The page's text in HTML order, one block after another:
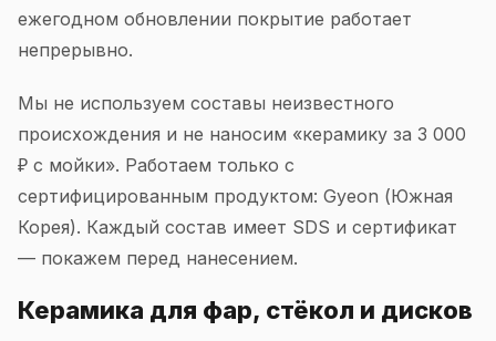
ежегодном обновлении покрытие работает
непрерывно.
Мы не используем составы неизвестного
происхождения и не наносим «керамику за 3 000
₽ с мойки». Работаем только с
сертифицированным продуктом: Gyeon (Южная
Корея). Каждый состав имеет SDS и сертификат
— покажем перед нанесением.
Керамика для фар, стёкол и дисков